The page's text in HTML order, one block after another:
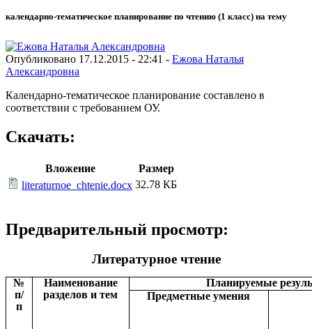
календарно-тематическое планирование по чтению (1 класс) на тему
Опубликовано 17.12.2015 - 22:41 - Ежова Наталья
Александровна
Календарно-тематическое планирование составлено в
соответствии с требованием ОУ.
Скачать:
Вложение
Размер
literaturnoe_chtenie.docx 32.78 КБ
Предварительный просмотр:
Литературное чтение
№
п/
п
Наименование
разделов и тем
Планируемые
Предметные умения